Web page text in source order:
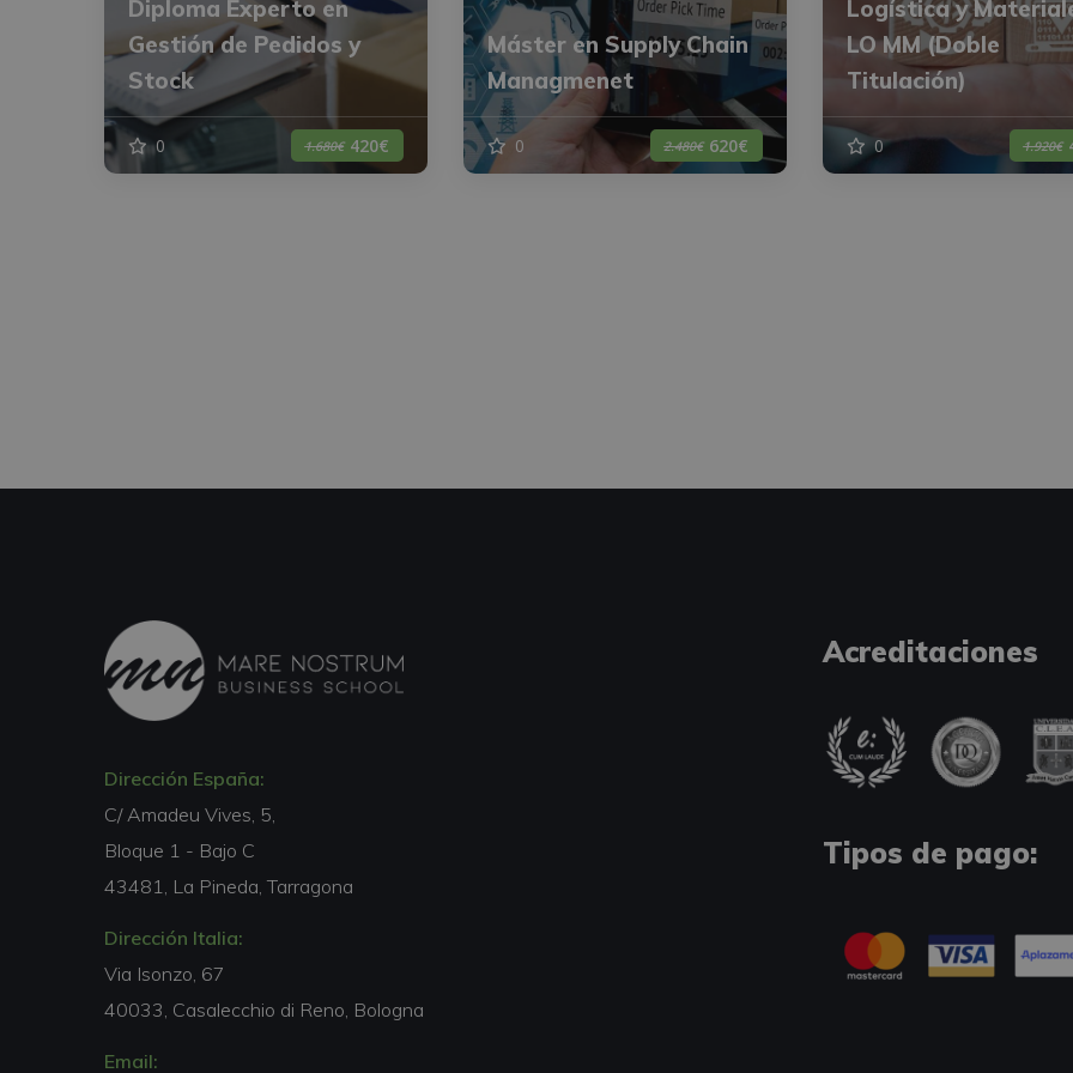
Diploma Experto en
Gestión de Pedidos y
Stock
0 1.680€ 420€
Máster en Supply Chain
Managmenet
0 2.480€ 620€
Logística y
LO MM (Doble
Titulación)
0 1.920€
Dirección España:
C/ Amadeu Vives, 5,
Bloque 1 - Bajo C
43481, La Pineda, Tarragona
Dirección Italia:
Via Isonzo, 67
40033, Casalecchio di Reno, Bologna
Email:
Acreditaciones
Tipos de pago: